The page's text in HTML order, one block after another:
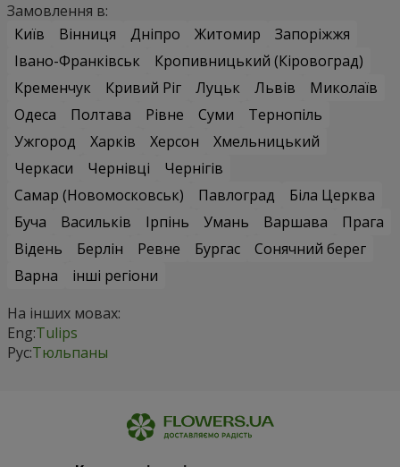
Замовлення в:
Київ
Вінниця Дніпро Житомир
Запоріжжя
Івано-Франківськ
Кропивницький (Кіровоград)
Кременчук
Кривий Ріг Луцьк Львів
Миколаїв
Одеса
Полтава Рівне Суми
Тернопіль
Ужгород
Харків Херсон
Хмельницький
Черкаси
Чернівці
Чернігів
Самар (Новомосковськ)
Павлоград
Біла Церква
Буча
Васильків Ірпінь Умань Варшава
Прага
Відень
Берлін Ревне Бургас
Сонячний берег
Варна
інші регіони
На інших мовах:
Eng:Tulips
Рус:Тюльпаны